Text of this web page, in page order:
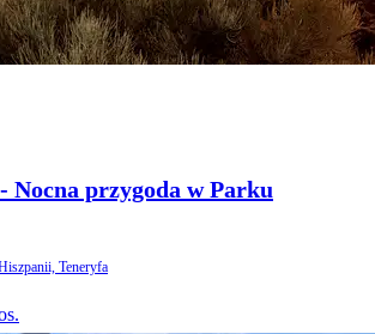
Nocna przygoda w Parku
Teneryfa